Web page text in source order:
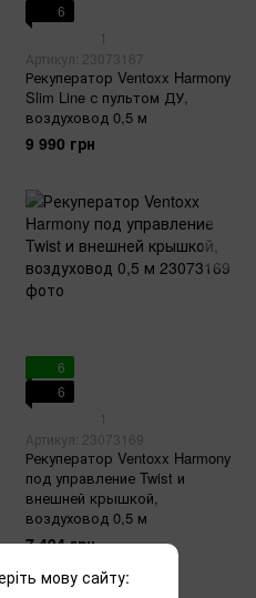
6
1
Артикул: 23073167
Рекуператор Ventoxx Harmony
Slim Line с пультом ДУ,
воздуховод 0,5 м
9 990 грн
6
6
1
Артикул: 23073169
Рекуператор Ventoxx Harmony
под управление Twist и
внешней крышкой,
воздуховод 0,5 м
7 494 грн
мову сайту: